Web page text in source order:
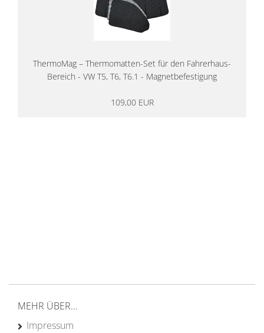
ThermoMag – Thermomatten-Set für den Fahrerhaus-
Bereich - VW T5, T6, T6.1 - Magnetbefestigung
109,00 EUR
MEHR ÜBER...
Impressum